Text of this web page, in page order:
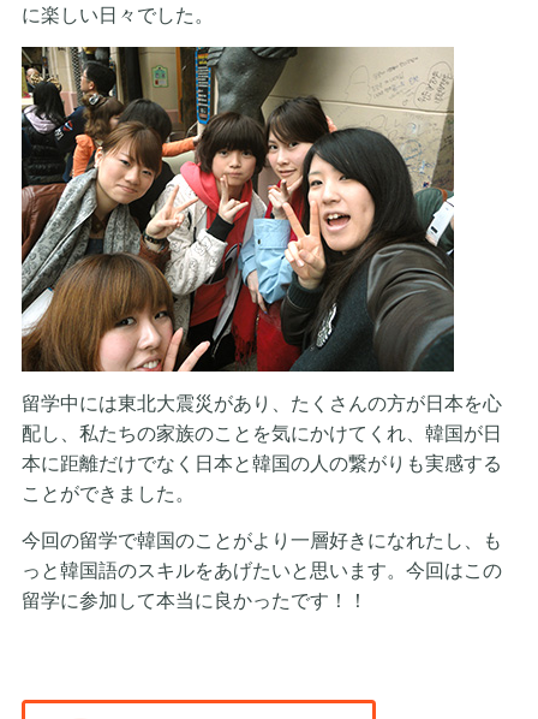
に楽しい日々でした。
留学中には東北大震災があり、たくさんの方が日本を心
配し、私たちの家族のことを気にかけてくれ、韓国が日
本に距離だけでなく日本と韓国の人の繋がりも実感する
ことができました。
今回の留学で韓国のことがより一層好きになれたし、も
っと韓国語のスキルをあげたいと思います。今回はこの
留学に参加して本当に良かったです！！